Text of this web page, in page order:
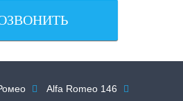
 Alfa Romeo 146 